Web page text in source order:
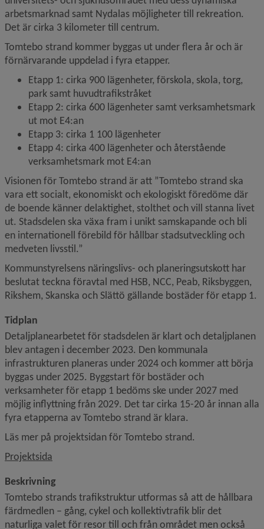
arbetsmarknad samt Nydalas möjligheter till rekreation.
Det är cirka 3 kilometer till centrum.
Tomtebo strand kommer byggas ut under flera år och är
förnärvarande uppdelad i fyra etapper.
Etapp 1: cirka 900 lägenheter, förskola, skola, torg,
park samt huvudtrafikstråket
Etapp 2: cirka 600 lägenheter samt verksamhetsmark
ut mot E4:an
Etapp 3: cirka 1 100 lägenheter
Etapp 4: cirka 400 lägenheter och återstående
verksamhetsmark mot E4:an
Visionen för Tomtebo strand är att ”Tomtebo strand ska
vara ett socialt, ekonomiskt och ekologiskt föredöme där
de boende känner delaktighet, stolthet och vill stanna livet
ut. Stadsdelen ska växa fram i unikt samskapande och bli
en internationell förebild för hållbar stadsutveckling och
medveten livsstil.”
Kommunstyrelsens näringslivs- och planeringsutskott har
beslutat teckna föravtal med HSB, NCC, Peab, Riksbyggen,
Rikshem, Skanska och Slättö gällande bostäder för etapp 1.
Tidplan
Detaljplanearbetet för stadsdelen är klart och detaljplanen
blev antagen i december 2023. Den kommunala
infrastrukturen planeras under 2024 och kommer att börja
byggas under 2025. Byggstart för bostäder och
verksamheter för etapp 1 bedöms ske under 2027 med
möjlig inflyttning från 2029. Det tar cirka 15-20 år innan alla
fyra etapperna av Tomtebo strand är klara.
Läs mer på projektsidan för Tomtebo strand.
Projektsida
Beskrivning
Tomtebo strands trafikstruktur utformas så att de hållbara
färdmedlen – gång, cykel och kollektivtrafik blir det
naturliga valet för resor till och från området men också